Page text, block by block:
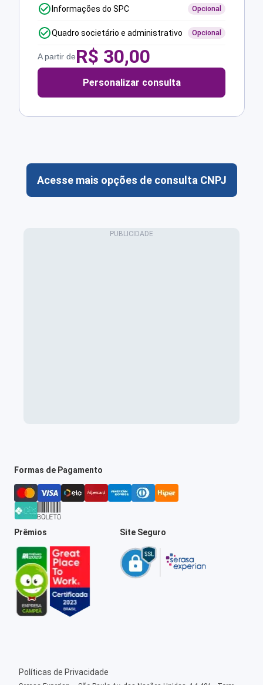
Informações do SPC Opcional
Quadro societário e administrativo Opcional
A partir deR$ 30,00
Personalizar consulta
Acesse mais opções de consulta CNPJ
Formas de Pagamento
Prêmios Site Seguro
Políticas de Privacidade